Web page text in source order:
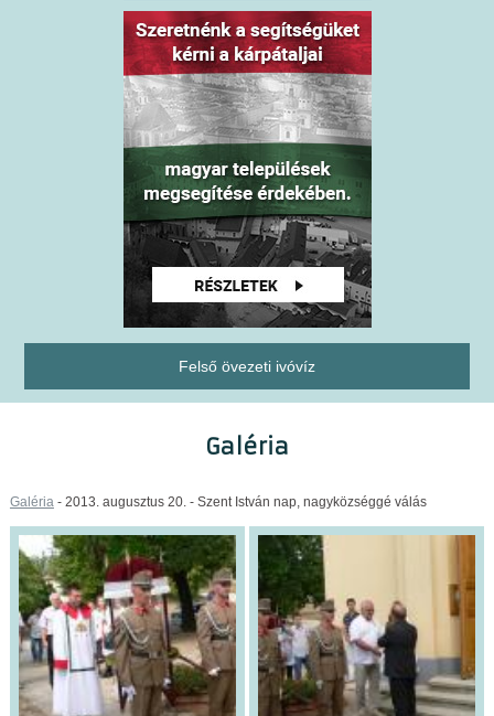
Felső övezeti ivóvíz
Galéria
Galéria - 2013. augusztus 20. - Szent István nap, nagyközséggé válás